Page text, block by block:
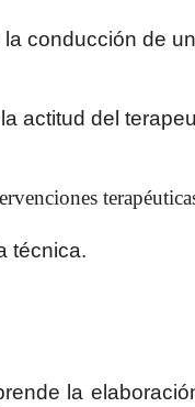
conducción de
actitud del
técnica.
la